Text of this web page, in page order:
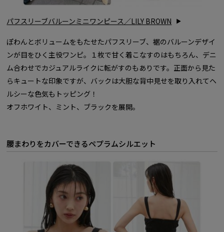
パフスリーブバルーンミニワンピース／LILY BROWN
ぽわんとボリュームをもたせたパフスリーブ、裾のバルーンデザイ
ンが目をひく主役ワンピ。１枚で甘く着こなすのはもちろん、デニ
ム合わせでカジュアルライクに転がすのもありです。正面から見た
らキュートな印象ですが、バックは大胆な背中見せを取り入れてヘ
ルシーな色気もトッピング！
オフホワイト、ミント、ブラックを展開。
腰まわりをカバーできるペプラムシルエット